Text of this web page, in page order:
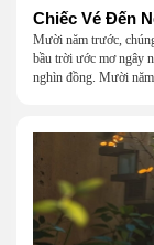
Chiếc Vé Đến
Mười năm trước,
bầu trời ước mơ ngây
nghìn đồng. Mười